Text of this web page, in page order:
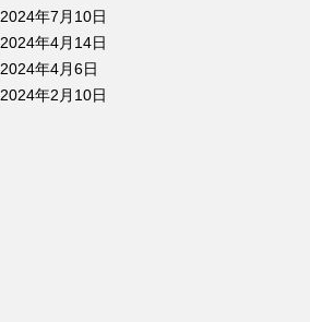
2024年7月10日
2024年4月14日
2024年4月6日
2024年2月10日